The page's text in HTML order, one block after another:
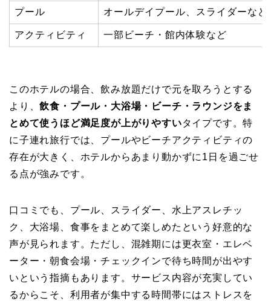
プール オールデイプール、スライダーなど
アクティビティ 一部ビーチ・館内体験など
このホテルの場合、飲み放題だけで元を取ろうとする
より、飲食・プール・大浴場・ビーチ・ラウンジをま
とめて使うほど満足度が上がりやすいタイプです。特
に子連れ旅行では、プールやビーチアクティビティの
存在が大きく、ホテルからあまり動かずに1日を過ごせ
る点が強みです。
口コミでも、プール、スライダー、水上アスレチッ
ク、大浴場、食事をまとめて楽しめたという好意的な
声が見られます。ただし、混雑期には更衣室・エレベ
ーター・朝食会場・チェックインで待ち時間が出やす
いという指摘もあります。サービス内容が充実してい
るからこそ、利用者が集中する時間帯にはストレスを